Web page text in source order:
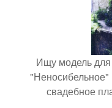
Ищу модель для
"Неносибельное"
свадебное